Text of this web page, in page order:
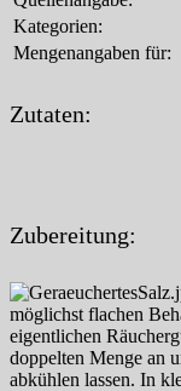
Kategorien:
Mengenangaben für:
Zutaten:
Zubereitung:
möglichst flachen
eigentlichen
doppelten Menge an
abkühlen lassen. In